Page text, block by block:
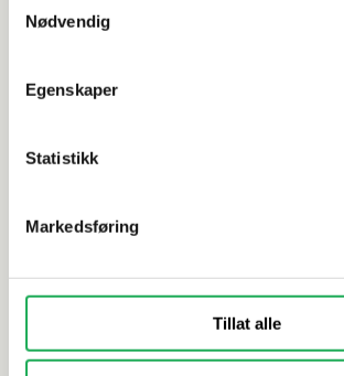
Nødvendig
Egenskaper
Statistikk
Markedsføring
Tillat alle
COMPACT, Hvit
KORSBAKKEN BAD